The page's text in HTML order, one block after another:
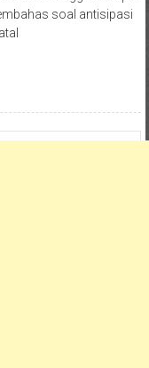
soal antisipasi